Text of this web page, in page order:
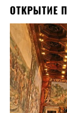
ОТКРЫТИЕ